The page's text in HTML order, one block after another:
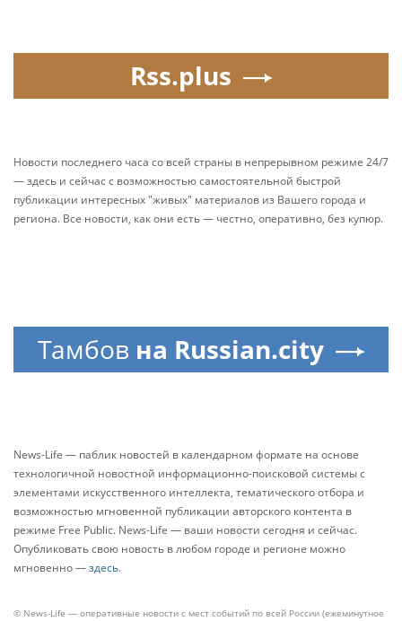
Rss.plus
Новости последнего часа со всей страны в непрерывном режиме 24/7
— здесь и сейчас с возможностью самостоятельной быстрой
публикации интересных "живых" материалов из Вашего города и
региона. Все новости, как они есть — честно, оперативно, без купюр.
Тамбов на Russian.city
News-Life — паблик новостей в календарном формате на основе
технологичной новостной информационно-поисковой системы с
элементами искусственного интеллекта, тематического отбора и
возможностью мгновенной публикации авторского контента в
режиме Free Public. News-Life — ваши новости сегодня и сейчас.
Опубликовать свою новость в любом городе и регионе можно
мгновенно —здесь.
© News-Life — оперативные новости с мест событий по всей России (ежеминутное